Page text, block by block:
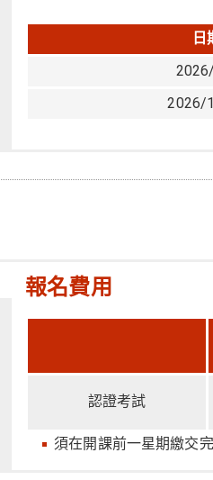
日
2026/
台中場
04-23026968 #223
台中市西區英才路 530
2026/
06-2826188 #222
上課地點
台南市永康區中正南路
日
2026/
報名費用
認證考試
須在開課前一星期繳交